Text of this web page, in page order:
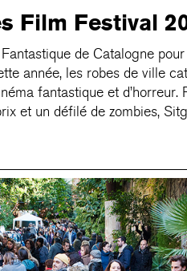
Film Festival
de Catalogne
année, les robes de ville
fantastique et d’horreur.
et un défilé de zombies,